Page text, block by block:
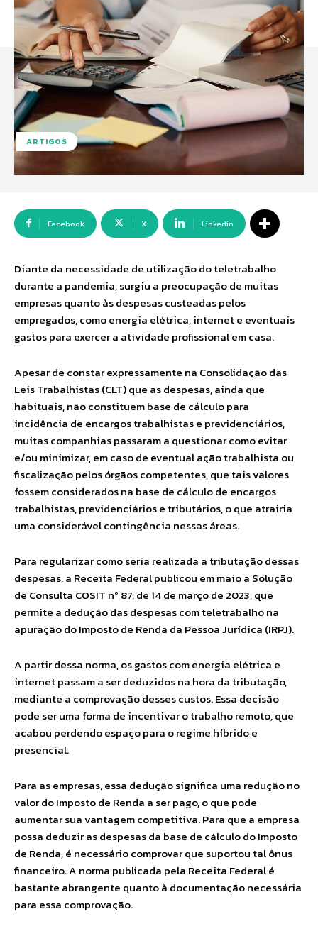
ARTIGOS
Facebook X Linkedin
Diante da necessidade de utilização do teletrabalho
durante a pandemia, surgiu a preocupação de muitas
empresas quanto às despesas custeadas pelos
empregados, como energia elétrica, internet e eventuais
gastos para exercer a atividade profissional em casa.
Apesar de constar expressamente na Consolidação das
Leis Trabalhistas (CLT) que as despesas, ainda que
habituais, não constituem base de cálculo para
incidência de encargos trabalhistas e previdenciários,
muitas companhias passaram a questionar como evitar
e/ou minimizar, em caso de eventual ação trabalhista ou
fiscalização pelos órgãos competentes, que tais valores
fossem considerados na base de cálculo de encargos
trabalhistas, previdenciários e tributários, o que atrairia
uma considerável contingência nessas áreas.
Para regularizar como seria realizada a tributação dessas
despesas, a Receita Federal publicou em maio a Solução
de Consulta COSIT nº 87, de 14 de março de 2023, que
permite a dedução das despesas com teletrabalho na
apuração do Imposto de Renda da Pessoa Jurídica (IRPJ).
A partir dessa norma, os gastos com energia elétrica e
internet passam a ser deduzidos na hora da tributação,
mediante a comprovação desses custos. Essa decisão
pode ser uma forma de incentivar o trabalho remoto,que
acabou perdendo espaço para o regime híbrido e
presencial.
Para as empresas, essa dedução significa uma redução no
valor do Imposto de Renda a ser pago, o que pode
aumentar sua vantagem competitiva. Para que a empresa
possa deduzir as despesas da base de cálculo do Imposto
de Renda, é necessário comprovar que suportou tal ônus
financeiro. A norma publicada pela Receita Federal é
bastante abrangente quanto à documentação necessária
para essa comprovação.